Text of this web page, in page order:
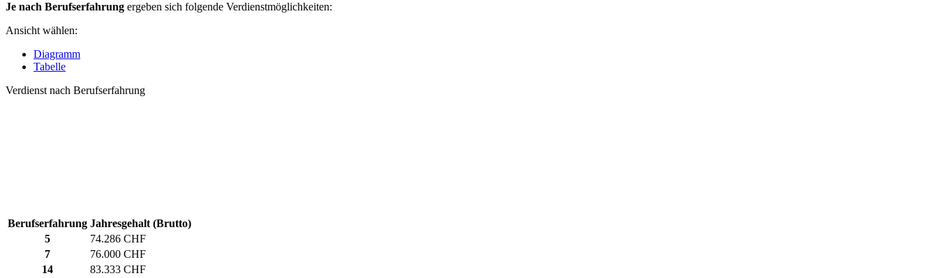
Je nach Berufserfahrung ergeben sich folgende Verdienstmöglichkeiten:
Ansicht wählen:
Diagramm
Tabelle
Verdienst nach Berufserfahrung
Berufserfahrung Jahresgehalt (Brutto)
5
74.286 CHF
7
76.000 CHF
14
83.333 CHF